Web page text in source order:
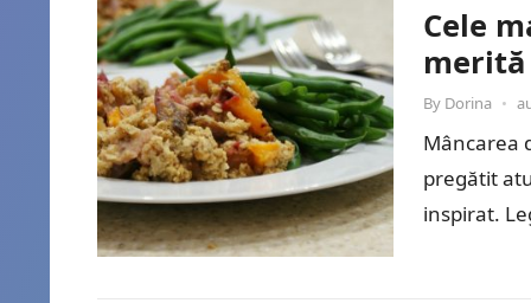
Cele
merită
By Dorina •
Mâncarea
pregătit
inspirat.